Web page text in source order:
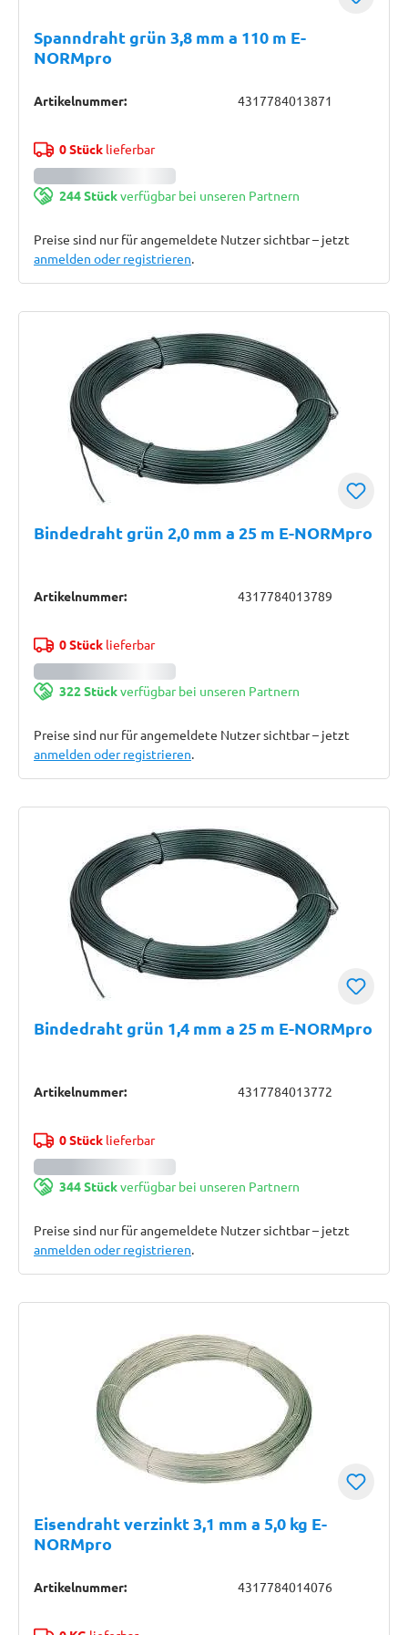
Spanndraht grün 3,8 mm a 110 m E-
NORMpro
Artikelnummer: 4317784013871
0 Stücklieferbar
244 Stückverfügbar bei unseren Partnern
Preise sind nur für angemeldete Nutzer sichtbar – jetzt
anmelden oder registrieren.
Bindedraht grün 2,0 mm a 25 m E-NORMpro
Artikelnummer: 4317784013789
0 Stücklieferbar
322 Stückverfügbar bei unseren Partnern
Preise sind nur für angemeldete Nutzer sichtbar – jetzt
anmelden oder registrieren.
Bindedraht grün 1,4 mm a 25 m E-NORMpro
Artikelnummer: 4317784013772
0 Stücklieferbar
344 Stückverfügbar bei unseren Partnern
Preise sind nur für angemeldete Nutzer sichtbar – jetzt
anmelden oder registrieren.
Eisendraht verzinkt 3,1 mm a 5,0 kg E-
NORMpro
Artikelnummer: 4317784014076